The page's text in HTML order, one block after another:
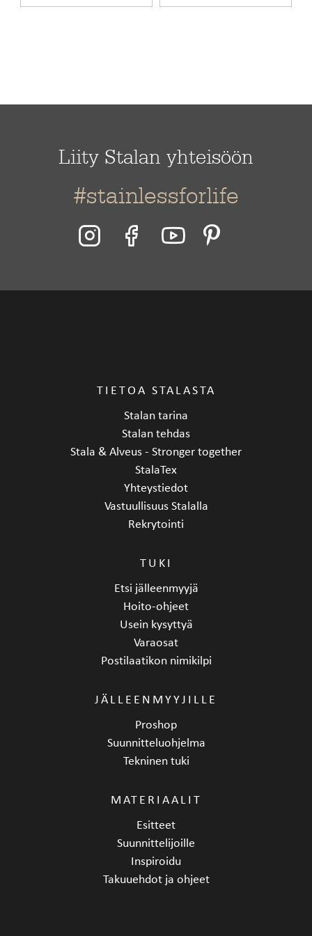
upotettava
Liity Stalan yhteisöön
#stainlessforlife
TIETOA STALASTA
Stalan tarina
Stalan tehdas
Stala & Alveus - Stronger together
StalaTex
Yhteystiedot
Vastuullisuus Stalalla
Rekrytointi
TUKI
Etsi jälleenmyyjä
Hoito-ohjeet
Usein kysyttyä
Varaosat
Postilaatikon nimikilpi
JÄLLEENMYYJILLE
Proshop
Suunnitteluohjelma
Tekninen tuki
MATERIAALIT
Esitteet
Suunnittelijoille
Inspiroidu
Takuuehdot ja ohjeet